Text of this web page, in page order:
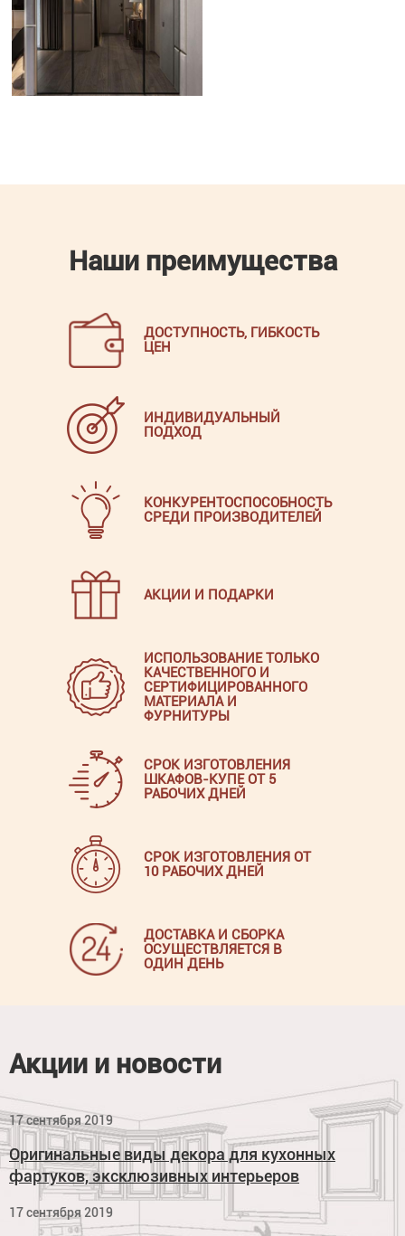
Наши преимущества
ДОСТУПНОСТЬ, ГИБКОСТЬ
ЦЕН
ИНДИВИДУАЛЬНЫЙ
ПОДХОД
КОНКУРЕНТОСПОСОБНОСТЬ
СРЕДИ ПРОИЗВОДИТЕЛЕЙ
АКЦИИ И ПОДАРКИ
ИСПОЛЬЗОВАНИЕ ТОЛЬКО
КАЧЕСТВЕННОГО И
СЕРТИФИЦИРОВАННОГО
МАТЕРИАЛА И
ФУРНИТУРЫ
СРОК ИЗГОТОВЛЕНИЯ
ШКАФОВ-КУПЕ ОТ 5
РАБОЧИХ ДНЕЙ
СРОК ИЗГОТОВЛЕНИЯ ОТ
10 РАБОЧИХ ДНЕЙ
ДОСТАВКА И СБОРКА
ОСУЩЕСТВЛЯЕТСЯ В
ОДИН ДЕНЬ
Акции и новости
17 сентября 2019
Оригинальные виды декора для кухонных
фартуков, эксклюзивных интерьеров
17 сентября 2019